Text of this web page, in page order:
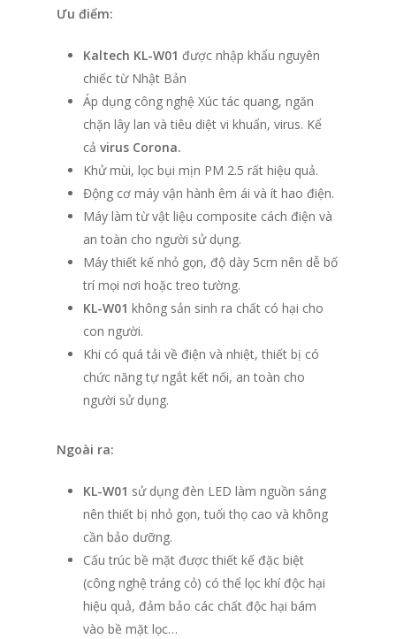
Ưu điểm:
Kaltech KL-W01 được nhập khẩu nguyên
chiếc từ Nhật Bản
Áp dụng công nghệ Xúc tác quang, ngăn
chặn lây lan và tiêu diệt vi khuẩn, virus. Kể
cảvirus Corona.
Khử mùi, lọc bụi mịn PM 2.5 rất hiệu quả.
Động cơ máy vận hành êm ái và ít hao điện.
Máy làm từ vật liệu composite cách điện và
an toàn cho người sử dụng.
Máy thiết kế nhỏ gọn, độ dày 5cm nên dễ bố
trí mọi nơi hoặc treo tường.
KL-W01 không sản sinh ra chất có hại cho
con người.
Khi có quá tải về điện và nhiệt, thiết bị có
chức năng tự ngắt kết nối, an toàn cho
người sử dụng.
Ngoài ra:
KL-W01 sử dụng đèn LED làm nguồn sáng
nên thiết bị nhỏ gọn, tuổi thọ cao và không
cần bảo dưỡng.
Cấu trúc bề mặt được thiết kế đặc biệt
(công nghệ tráng cỏ) có thể lọc khí độc hại
hiệu quả, đảm bảo các chất độc hại bám
vào bề mặt lọc…